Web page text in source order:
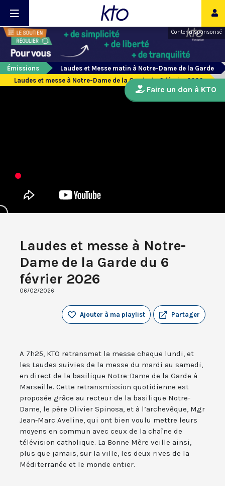
Contenu sponsorisé
Émissions
Laudes et Messe matin à Notre-Dame de la Garde
Laudes et messe à Notre-Dame de la Garde du 6 février 2026
Laudes et messe à Notre-
Dame de la Garde du 6
février 2026
06/02/2026
Partager
Ajouter à ma playlist
A 7h25, KTO retransmet la messe chaque lundi, et
les Laudes suivies de la messe du mardi au samedi,
en direct de la basilique Notre-Dame de la Garde à
Marseille. Cette retransmission quotidienne est
proposée grâce au recteur de la basilique Notre-
Dame, le père Olivier Spinosa, et à l’archevêque, Mgr
Jean-Marc Aveline, qui ont bien voulu mettre leurs
moyens en commun avec ceux de la chaîne de
télévision catholique. La Bonne Mère veille ainsi,
plus que jamais, sur la ville, les deux rives de la
Méditerranée et le monde entier.
Faire un don à KTO